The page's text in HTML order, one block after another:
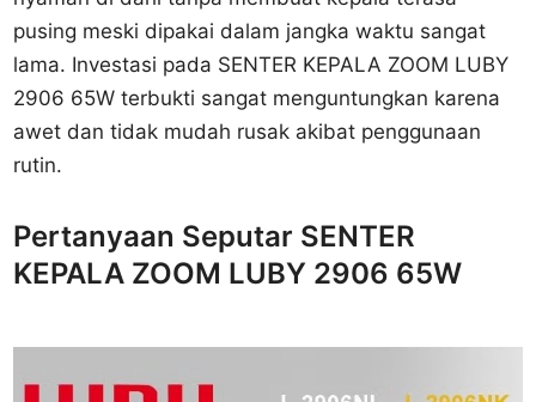
pusing meski dipakai dalam jangka waktu sangat
lama. Investasi pada SENTER KEPALA ZOOM LUBY
2906 65W terbukti sangat menguntungkan karena
awet dan tidak mudah rusak akibat penggunaan
rutin.
Pertanyaan Seputar SENTER
KEPALA ZOOM LUBY 2906 65W